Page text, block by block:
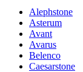
Alephstone
Asterum
Avant
Avarus
Belenco
Caesarstone